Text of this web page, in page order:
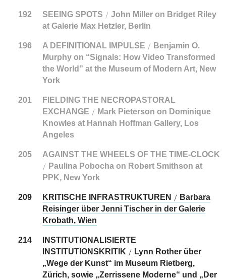
192 SEEING SPOTS / John Miller on Bridget Riley
at Galerie Max Hetzler, Berlin
196 A DEFINITIONAL IMPULSE / Benjamin O.
Murphy on “Signals: How Video Transformed
the World” at the Museum of Modern Art, New
York
201
FIELDING THE NECROPASTORAL
EXCHANGE / Mark Pieterson on Dominique
Knowles at Hannah Hoffman Gallery, Los
Angeles
205 AGAINST THE WHEELS OF THE TIME-CLOCK
/ Paulina Pobocha on Robert Smithson at
PPK, New York
209 KRITISCHE INFRASTRUKTUREN / Barbara
Reisinger über Jenni Tischer in der ­Galerie
Krobath, Wien
214
INSTITUTIONALISIERTE
INSTITUTIONSKRITIK/ Lynn Rother über
„Wege der Kunst“ im Museum Rietberg,
Zürich, ­sowie „Zerrissene Moderne“ und „Der